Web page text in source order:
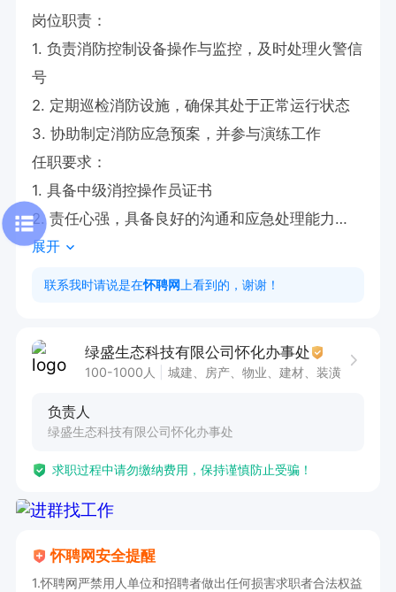
岗位职责：
1. 负责消防控制设备操作与监控，及时处理火警信
号
2. 定期巡检消防设施，确保其处于正常运行状态
3. 协助制定消防应急预案，并参与演练工作
任职要求：
1. 具备中级消控操作员证书
2. 责任心强，具备良好的沟通和应急处理能力
工作地点：
怀化学院
展开
联系我时请说是在怀聘网 上看到的，谢谢！
绿盛生态科技有限公司怀化办事处
100-1000人 城建、房产、物业、建材、装潢
负责人
绿盛生态科技有限公司怀化办事处
求职过程中请勿缴纳费用，保持谨慎防止受骗！
怀聘网安全提醒
1.怀聘网严禁用人单位和招聘者做出任何损害求职者合法权益